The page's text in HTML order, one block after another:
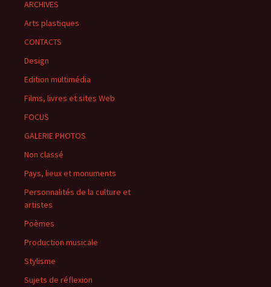
ARCHIVES
Arts plastiques
CONTACTS
Design
Edition multimédia
Films, livres et sites Web
FOCUS
GALERIE PHOTOS
Non classé
Pays, lieux et monuments
Personnalités de la culture et
artistes
Poèmes
Production musicale
Stylisme
Sujets de réflexion